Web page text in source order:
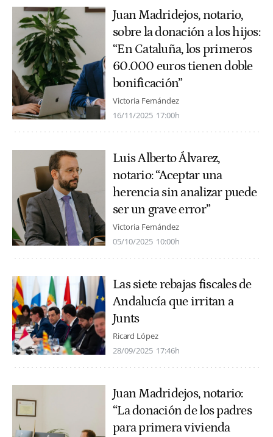
Juan Madridejos, notario,
sobre la donación a los hijos:
“En Cataluña, los primeros
60.000 euros tienen doble
bonificación”
Victoria Fernández
16/11/2025 17:00h
Luis Alberto Álvarez,
notario: “Aceptar una
herencia sin analizar puede
ser un grave error”
Victoria Fernández
05/10/2025 10:00h
Las siete rebajas fiscales de
Andalucía que irritan a
Junts
Ricard López
28/09/2025 17:46h
Juan Madridejos, notario:
“La donación de los padres
para primera vivienda